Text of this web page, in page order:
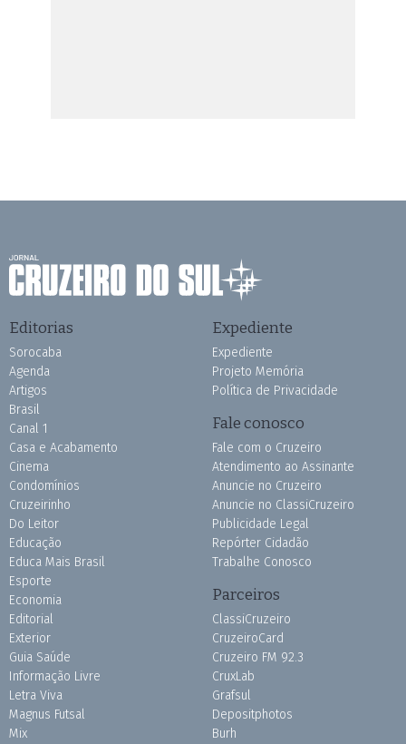
Editorias
Sorocaba
Agenda
Artigos
Brasil
Canal 1
Casa e Acabamento
Cinema
Condomínios
Cruzeirinho
Do Leitor
Educação
Educa Mais Brasil
Esporte
Economia
Editorial
Exterior
Guia Saúde
Informação Livre
Letra Viva
Magnus Futsal
Mix
Expediente
Expediente
Projeto Memória
Política de Privacidade
Fale conosco
Fale com o Cruzeiro
Atendimento ao Assinante
Anuncie no Cruzeiro
Anuncie no ClassiCruzeiro
Publicidade Legal
Repórter Cidadão
Trabalhe Conosco
Parceiros
ClassiCruzeiro
CruzeiroCard
Cruzeiro FM 92.3
CruxLab
Grafsul
Depositphotos
Burh